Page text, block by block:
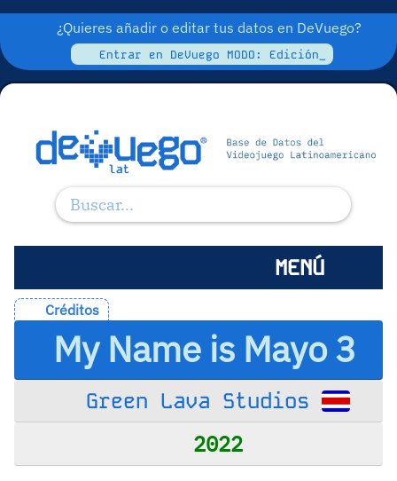
¿Quieres añadir o editar tus datos en DeVuego?
Entrar en DeVuego MODO: Edición_
MENÚ
Créditos
My Name is Mayo 3
Green Lava Studios
2022